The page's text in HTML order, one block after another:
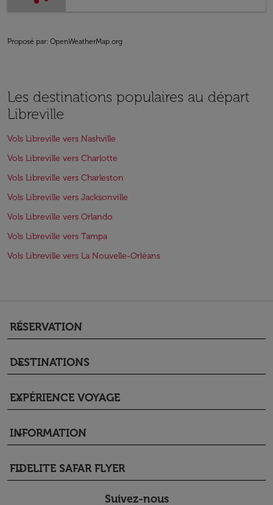
Proposé par: OpenWeatherMap.org
Les destinations populaires au départ
Libreville
Vols Libreville vers Nashville
Vols Libreville vers Charlotte
Vols Libreville vers Charleston
Vols Libreville vers Jacksonville
Vols Libreville vers Orlando
Vols Libreville vers Tampa
Vols Libreville vers La Nouvelle-Orléans
RÉSERVATION
keyboard_arrow_down
DESTINATIONS
keyboard_arrow_down
EXPÉRIENCE VOYAGE
keyboard_arrow_down
INFORMATION
keyboard_arrow_down
FIDELITE SAFAR FLYER
keyboard_arrow_down
Suivez-nous